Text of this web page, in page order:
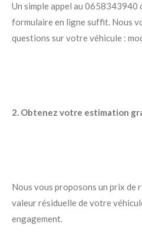
Un simple appel au 0658343940
formulaire en ligne suffit. Nous
questions sur votre véhicule :
2. Obtenez votre estimation
Nous vous proposons un prix de
valeur résiduelle de votre
engagement.